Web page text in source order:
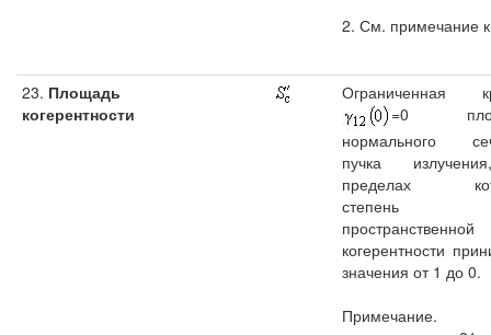
2. См. примечание
23. Площадь
когерентности
Ограниченная
=0
нормального
пучка
пределах
степень
пространственной
когерентности
значения от 1 до 0.